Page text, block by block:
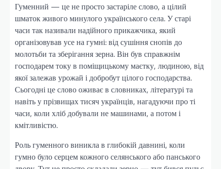
Гуменний — це не просто застаріле слово, а цілий
шматок живого минулого українського села. У старі
часи так називали надійного прикажчика, який
організовував усе на гумні: від сушіння снопів до
молотьби та зберігання зерна. Він був справжнім
господарем току в поміщицькому маєтку, людиною, від
якої залежав урожай і добробут цілого господарства.
Сьогодні це слово оживає в словниках, літературі та
навіть у прізвищах тисяч українців, нагадуючи про ті
часи, коли хліб добували не машинами, а потом і
кмітливістю.
Роль гуменного виникла в глибокій давнині, коли
гумно було серцем кожного селянського або панського